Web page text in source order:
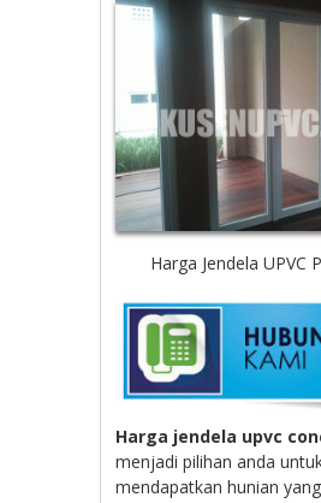
Harga Jendela UPVC
Harga jendela upvc
menjadi pilihan anda
mendapatkan hunian